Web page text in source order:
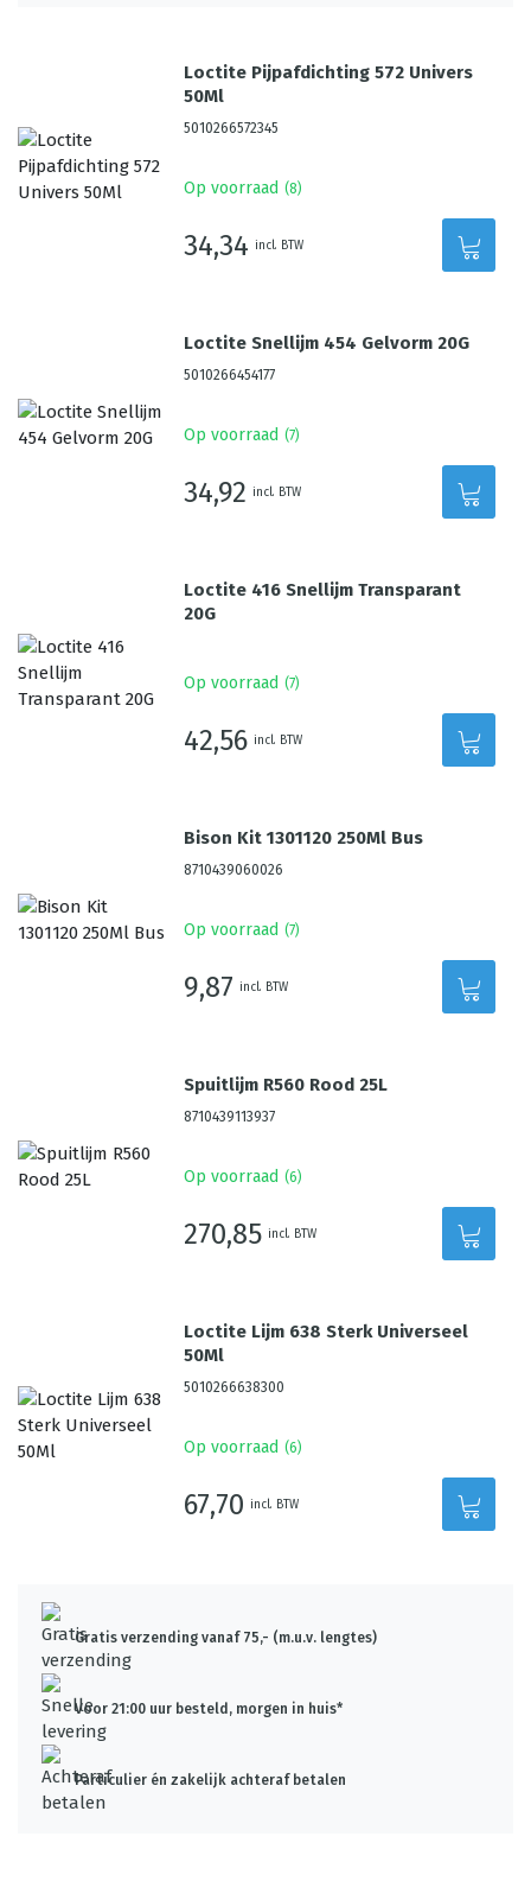
Loctite Pijpafdichting 572 Univers
50Ml
5010266572345
Op voorraad (8)
34,34 incl. BTW
Loctite Snellijm 454 Gelvorm 20G
5010266454177
Op voorraad (7)
34,92 incl. BTW
Loctite 416 Snellijm Transparant
20G
Op voorraad (7)
42,56 incl. BTW
Bison Kit 1301120 250Ml Bus
8710439060026
Op voorraad (7)
9,87 incl. BTW
Spuitlijm R560 Rood 25L
8710439113937
Op voorraad (6)
270,85 incl. BTW
Loctite Lijm 638 Sterk Universeel
50Ml
5010266638300
Op voorraad (6)
67,70 incl. BTW
Gratis verzending vanaf 75,- (m.u.v. lengtes)
Voor 21:00 uur besteld, morgen in huis*
Particulier én zakelijk achteraf betalen